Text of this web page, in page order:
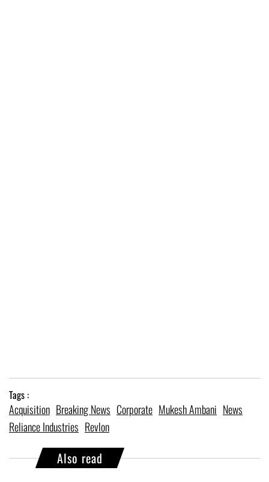
Tags :
Acquisition Breaking News Corporate Mukesh Ambani News
Reliance Industries Revlon
Also read